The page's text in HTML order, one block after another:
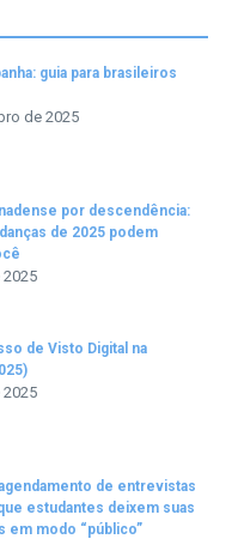
guia para brasileiros
de 2025
por descendência:
de 2025 podem
de Visto Digital na
de entrevistas
estudantes deixem suas
em modo “público”